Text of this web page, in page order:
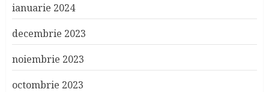
ianuarie 2024
decembrie 2023
noiembrie 2023
octombrie 2023